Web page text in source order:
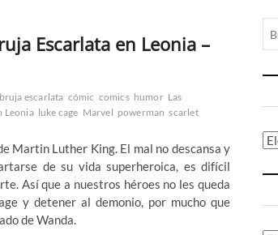
Escarlata en Leonia –
bruja escarlata cómic comics humor Las
Leonia luke cage Marvel powerman scarlet
Martin Luther King. El mal no descansa y
de su vida superheroica, es difícil
Así que a nuestros héroes no les queda
y detener al demonio, por mucho que
de Wanda.